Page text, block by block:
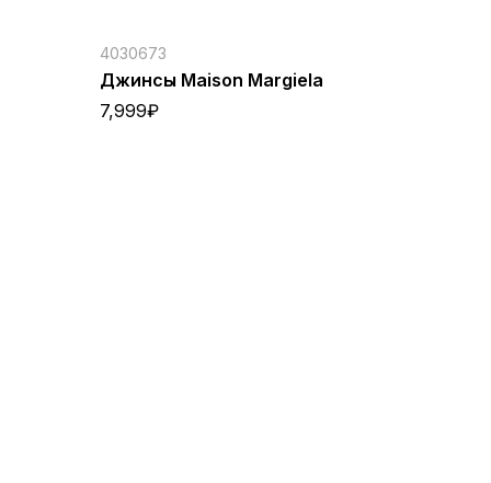
4030673
Джинсы Maison Margiela
7,999₽